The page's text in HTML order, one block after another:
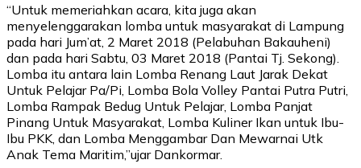
“Untuk memeriahkan acara, kita juga akan
menyelenggarakan lomba untuk masyarakat di Lampung
pada hari Jum’at, 2 Maret 2018 (Pelabuhan Bakauheni)
dan pada hari Sabtu, 03 Maret 2018 (Pantai Tj. Sekong).
Lomba itu antara lain Lomba Renang Laut Jarak Dekat
Untuk Pelajar Pa/Pi, Lomba Bola Volley Pantai Putra Putri,
Lomba Rampak Bedug Untuk Pelajar, Lomba Panjat
Pinang Untuk Masyarakat, Lomba Kuliner Ikan untuk Ibu-
Ibu PKK, dan Lomba Menggambar Dan Mewarnai Utk
Anak Tema Maritim,”ujar Dankormar.